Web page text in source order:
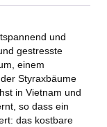
und
gestresste
einem
Styraxbäume
in Vietnam und
so dass ein
das kostbare